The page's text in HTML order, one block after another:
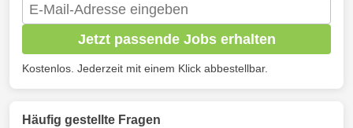
Jetzt passende Jobs erhalten
Kostenlos. Jederzeit mit einem Klick abbestellbar.
Häufig gestellte Fragen